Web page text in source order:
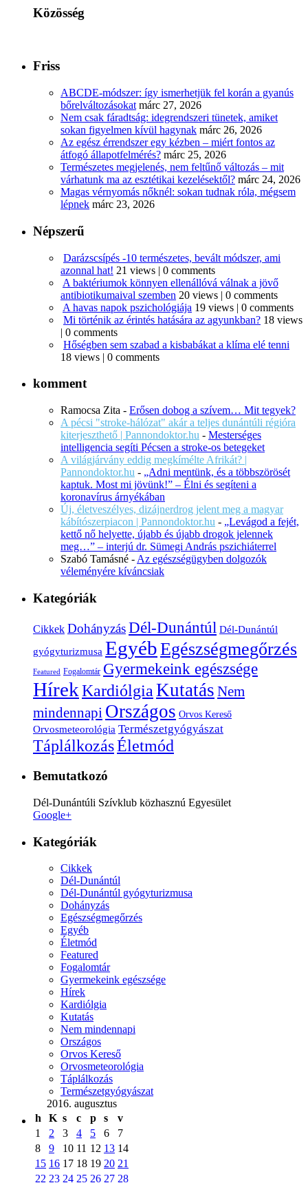
Közösség
Friss
ABCDE‑módszer: így ismerhetjük fel korán a gyanús
bőrelváltozásokat márc 27, 2026
Nem csak fáradtság: idegrendszeri tünetek, amiket
sokan figyelmen kívül hagynak márc 26, 2026
Az egész érrendszer egy kézben – miért fontos az
átfogó állapotfelmérés? márc 25, 2026
Természetes megjelenés, nem feltűnő változás – mit
várhatunk ma az esztétikai kezelésektől? márc 24, 2026
Magas vérnyomás nőknél: sokan tudnak róla, mégsem
lépnek márc 23, 2026
Népszerű
Darázscsípés -10 természetes, bevált módszer, ami
azonnal hat! 21 views | 0 comments
A baktériumok könnyen ellenállóvá válnak a jövő
antibiotikumaival szemben 20 views | 0 comments
A havas napok pszichológiája 19 views | 0 comments
Mi történik az érintés hatására az agyunkban? 18 views
| 0 comments
Hőségben sem szabad a kisbabákat a klíma elé tenni
18 views | 0 comments
komment
Ramocsa Zita - Erősen dobog a szívem… Mit tegyek?
A pécsi "stroke-hálózat" akár a teljes dunántúli régióra
kiterjeszthető | Pannondoktor.hu - Mesterséges
intelligencia segíti Pécsen a stroke-os betegeket
A világjárvány eddig megkímélte Afrikát? |
Pannondoktor.hu - „Adni mentünk, és a többszörösét
kaptuk. Most mi jövünk!” – Élni és segíteni a
koronavírus árnyékában
Új, életveszélyes, dizájnerdrog jelent meg a magyar
kábítószerpiacon | Pannondoktor.hu - „Levágod a fejét,
kettő nő helyette, újabb és újabb drogok jelennek
meg…” – interjú dr. Sümegi András pszichiáterrel
Szabó Tamásné - Az egészségügyben dolgozók
véleményére kíváncsiak
Kategóriák
Cikkek DohányzásDél-Dunántúl Dél-Dunántúl
gyógyturizmusa EgyébEgészségmegőrzés
Featured Fogalomtár Gyermekeink egészsége
HírekKardiólgiaKutatás Nem
mindennapi Országos Orvos Kereső
Orvosmeteorológia Természetgyógyászat
TáplálkozásÉletmód
Bemutatkozó
Dél-Dunántúli Szívklub közhasznú Egyesület
Google+
Kategóriák
Cikkek
Dél-Dunántúl
Dél-Dunántúl gyógyturizmusa
Dohányzás
Egészségmegőrzés
Egyéb
Életmód
Featured
Fogalomtár
Gyermekeink egészsége
Hírek
Kardiólgia
Kutatás
Nem mindennapi
Országos
Orvos Kereső
Orvosmeteorológia
Táplálkozás
Természetgyógyászat
2016. augusztus
h
K s c p s
v
1
2 3 4 5 6
7
8
9 10 11 12 13 14
15 16 17 18 19 20 21
22 23 24 25 26 27 28